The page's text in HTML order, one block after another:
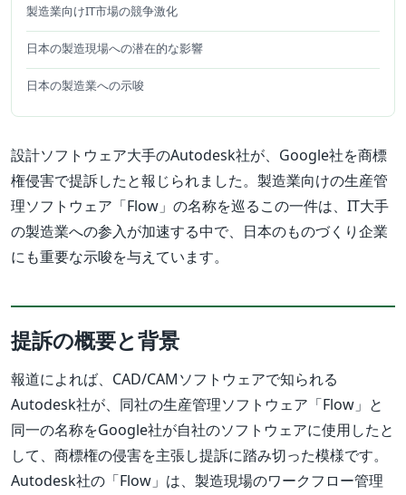
製造業向けIT市場の競争激化
日本の製造現場への潜在的な影響
日本の製造業への示唆
設計ソフトウェア大手のAutodesk社が、Google社を商標
権侵害で提訴したと報じられました。製造業向けの生産管
理ソフトウェア「Flow」の名称を巡るこの一件は、IT大手
の製造業への参入が加速する中で、日本のものづくり企業
にも重要な示唆を与えています。
提訴の概要と背景
報道によれば、CAD/CAMソフトウェアで知られる
Autodesk社が、同社の生産管理ソフトウェア「Flow」と
同一の名称をGoogle社が自社のソフトウェアに使用したと
して、商標権の侵害を主張し提訴に踏み切った模様です。
Autodesk社の「Flow」は、製造現場のワークフロー管理